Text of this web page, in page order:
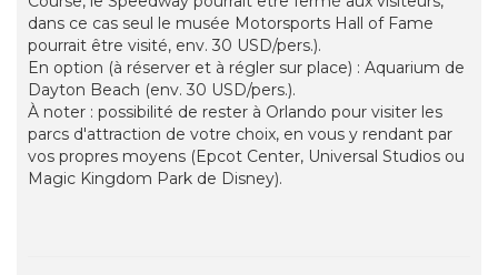
dans ce cas seul le musée Motorsports Hall of Fame
pourrait être visité, env. 30 USD/pers.).
En option (à réserver et à régler sur place) : Aquarium de
Dayton Beach (env. 30 USD/pers.).
À noter : possibilité de rester à Orlando pour visiter les
parcs d'attraction de votre choix, en vous y rendant par
vos propres moyens (Epcot Center, Universal Studios ou
Magic Kingdom Park de Disney).